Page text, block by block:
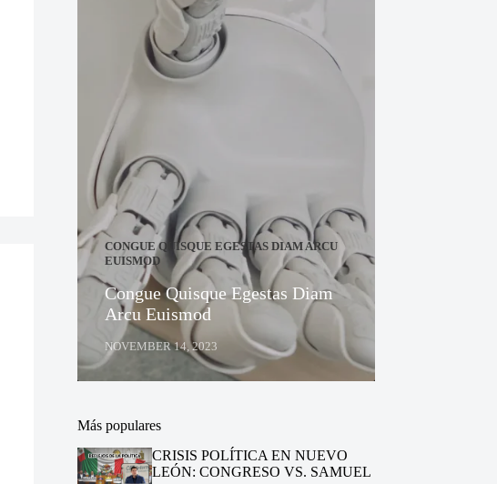
CONGUE QUISQUE EGESTAS DIAM ARCU
EUISMOD
Congue Quisque Egestas Diam
Arcu Euismod
NOVEMBER 14, 2023
Más populares
CRISIS POLÍTICA EN NUEVO
LEÓN: CONGRESO VS. SAMUEL